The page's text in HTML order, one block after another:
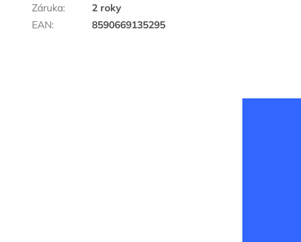
Záruka:
2 roky
EAN: 8590669135295